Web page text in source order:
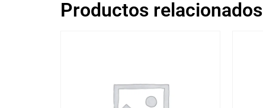
Productos relacionados